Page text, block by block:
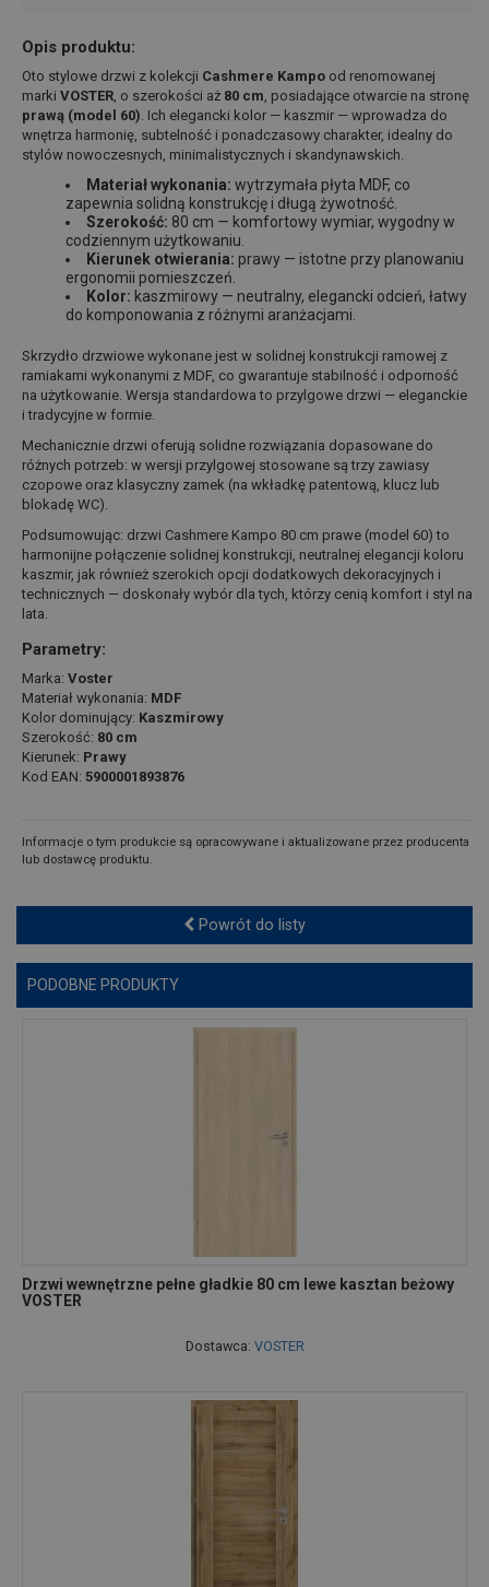
Opis produktu:
Oto stylowe drzwi z kolekcji Cashmere Kampo od renomowanej
marki VOSTER, o szerokości aż 80 cm, posiadające otwarcie na stronę
prawą (model 60). Ich elegancki kolor — kaszmir — wprowadza do
wnętrza harmonię, subtelność i ponadczasowy charakter, idealny do
stylów nowoczesnych, minimalistycznych i skandynawskich.
Materiał wykonania: wytrzymała płyta MDF, co
zapewnia solidną konstrukcję i długą żywotność.
Szerokość: 80 cm — komfortowy wymiar, wygodny w
codziennym użytkowaniu.
Kierunek otwierania: prawy — istotne przy planowaniu
ergonomii pomieszczeń.
Kolor: kaszmirowy — neutralny, elegancki odcień, łatwy
do komponowania z różnymi aranżacjami.
Skrzydło drzwiowe wykonane jest w solidnej konstrukcji ramowej z
ramiakami wykonanymi z MDF, co gwarantuje stabilność i odporność
na użytkowanie. Wersja standardowa to przylgowe drzwi — eleganckie
i tradycyjne w formie.
Mechanicznie drzwi oferują solidne rozwiązania dopasowane do
różnych potrzeb: w wersji przylgowej stosowane są trzy zawiasy
czopowe oraz klasyczny zamek (na wkładkę patentową, klucz lub
blokadę WC).
Podsumowując: drzwi Cashmere Kampo 80 cm prawe (model 60) to
harmonijne połączenie solidnej konstrukcji, neutralnej elegancji koloru
kaszmir, jak również szerokich opcji dodatkowych dekoracyjnych i
technicznych — doskonały wybór dla tych, którzy cenią komfort i styl na
lata.
Parametry:
Marka: Voster
Materiał wykonania: MDF
Kolor dominujący: Kaszmirowy
Szerokość: 80 cm
Kierunek: Prawy
Kod EAN: 5900001893876
Informacje o tym produkcie są opracowywane i aktualizowane przez producenta
lub dostawcę produktu.
Powrót do listy
PODOBNE PRODUKTY
Drzwi wewnętrzne pełne gładkie 80 cm lewe kasztan beżowy
VOSTER
Dostawca: VOSTER